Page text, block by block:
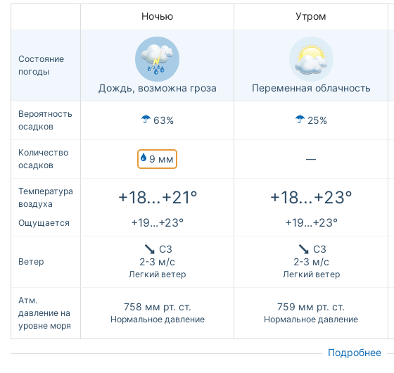
Ночью Утром
Состояние
погоды
Дождь, возможна гроза Переменная облачность
Вероятность
осадков
63% 25%
Количество
осадков
9 мм —
Температура
воздуха
+18...+21° +18...+23°
Ощущается +19...+23° +19...+23°
Ветер
СЗ
2-3 м/с
Легкий ветер
СЗ
2-3 м/с
Легкий ветер
Атм.
давление на
уровне моря
758 мм рт. ст.
Нормальное давление
759 мм рт. ст.
Нормальное давление
Подробнее